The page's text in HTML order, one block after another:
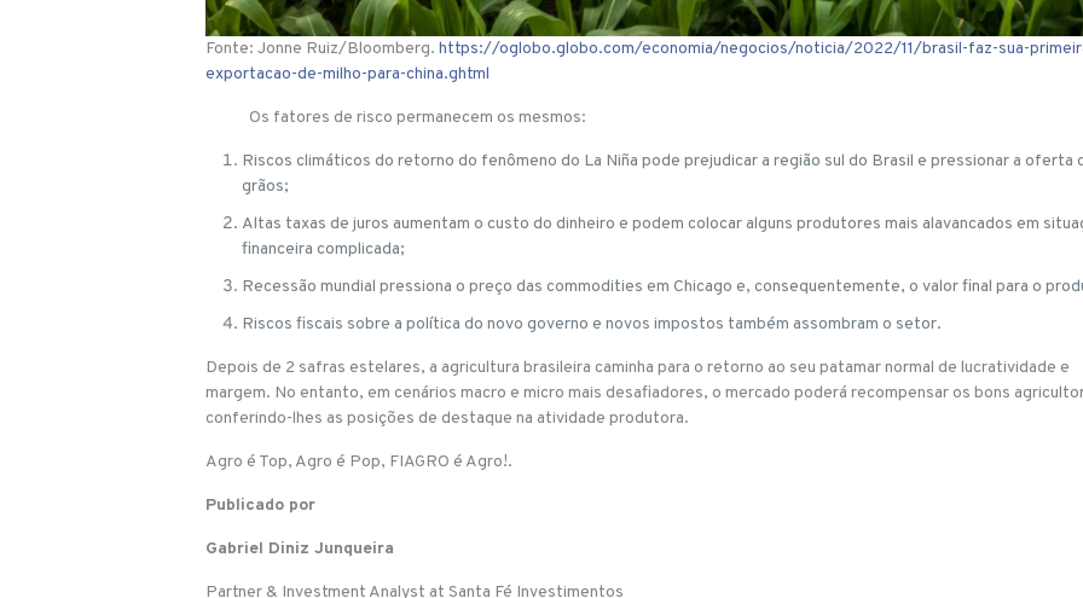
Fonte: Jonne Ruiz/Bloomberg. https://oglobo.globo.com/economia/negocios/noticia/2022/11/brasil-faz-sua-
exportacao-de-milho-para-china.ghtml
Os fatores de risco permanecem os mesmos:
Riscos climáticos do retorno do fenômeno do La Niña pode prejudicar a região sul do Brasil e pressionar a oferta
grãos;
Altas taxas de juros aumentam o custo do dinheiro e podem colocar alguns produtores mais alavancados em
financeira complicada;
Recessão mundial pressiona o preço das commodities em Chicago e, consequentemente, o valor final para o
Riscos fiscais sobre a política do novo governo e novos impostos também assombram o setor.
Depois de 2 safras estelares, a agricultura brasileira caminha para o retorno ao seu patamar normal de lucratividade e
margem. No entanto, em cenários macro e micro mais desafiadores, o mercado poderá recompensar os bons
conferindo-lhes as posições de destaque na atividade produtora.
Agro é Top, Agro é Pop, FIAGRO é Agro!.
Publicado por
Gabriel Diniz Junqueira
Partner & Investment Analyst at Santa Fé Investimentos